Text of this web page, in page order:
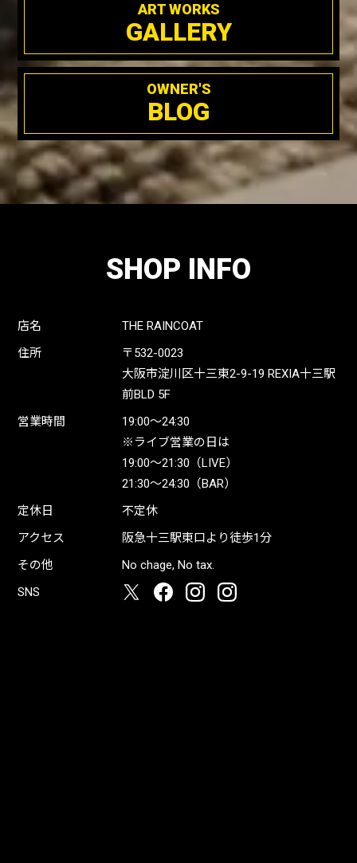
ART WORKS
GALLERY
OWNER'S
BLOG
SHOP INFO
店名
THE RAINCOAT
住所
〒532-0023
大阪市淀川区十三東2-9-19 REXIA十三駅
前BLD 5F
営業時間
19:00〜24:30
※ライブ営業の日は
19:00〜21:30（LIVE）
21:30〜24:30（BAR）
定休日
不定休
アクセス
阪急十三駅東口より徒歩1分
その他
No chage, No tax.
SNS